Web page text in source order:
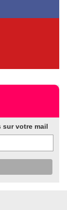
sur votre mail